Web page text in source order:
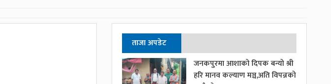
ताजा अपडेट
जनकपुरमा आशाको दिपक बन्यो श्री
हरि मानव कल्याण मञ्च,अति विपन्नको